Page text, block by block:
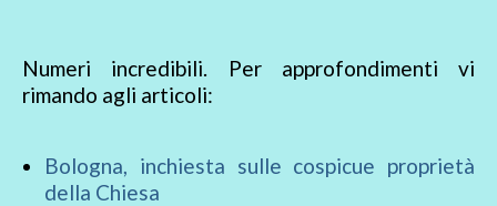
Numeri incredibili. Per approfondimenti vi
rimando agli articoli:
Bologna, inchiesta sulle cospicue proprietà
della Chiesa